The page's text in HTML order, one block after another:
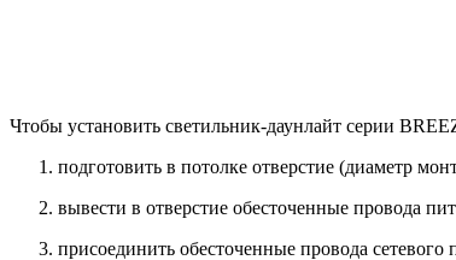
Чтобы установить светильник-даунлайт серии
подготовить в потолке отверстие (диаметр
вывести в отверстие обесточенные провода
присоединить обесточенные провода